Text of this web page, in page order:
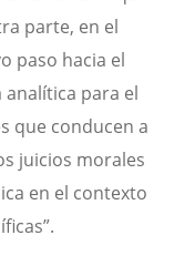
parte, en el
paso hacia el
para el
que conducen a
juicios morales
en el contexto